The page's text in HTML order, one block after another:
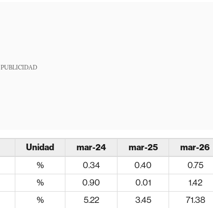
PUBLICIDAD
Unidad mar-24 mar-25
mar-26
% 0.34 0.40
0.75
% 0.90 0.01
1.42
% 5.22 3.45 71.38